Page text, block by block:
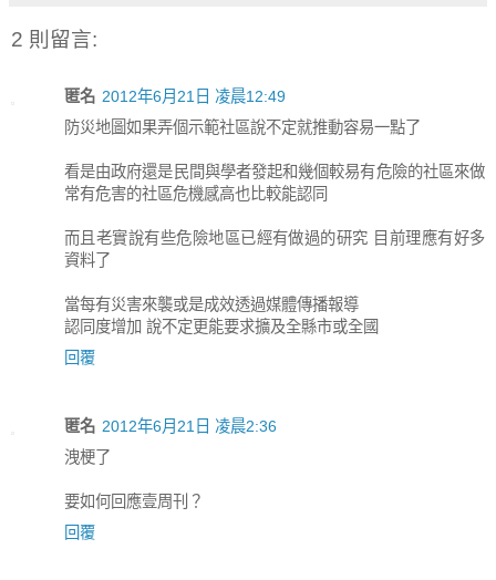
2 則留言:
匿名 2012年6月21日 凌晨12:49
防災地圖如果弄個示範社區說不定就推動容易一點了
看是由政府還是民間與學者發起和幾個較易有危險的社區來做
常有危害的社區危機感高也比較能認同
而且老實說有些危險地區已經有做過的研究 目前理應有好多
資料了
當每有災害來襲或是成效透過媒體傳播報導
認同度增加 說不定更能要求擴及全縣市或全國
回覆
匿名 2012年6月21日 凌晨2:36
洩梗了
要如何回應壹周刊？
回覆